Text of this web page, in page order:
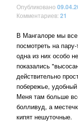
Опубликовано
Комментариев:21
В Мангалоре мы
посмотреть на
одна из них особо
показались
действительно
побережье, удобный
Меня там больше
болливуд, а
кипят нешуточные.